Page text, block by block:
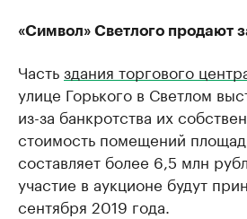
«Символ» Светлого продают
Частьздания торгового
улице Горького в Светлом
из-за банкротства их
стоимость помещений
составляет более 6,5 млн
участие в аукционе будут
сентября 2019 года.